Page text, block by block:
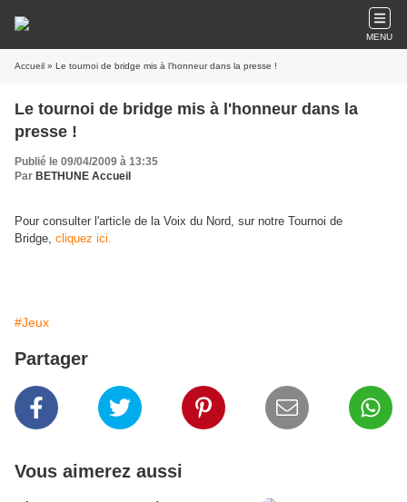
MENU
Accueil » Le tournoi de bridge mis à l'honneur dans la presse !
Le tournoi de bridge mis à l'honneur dans la
presse !
Publié le 09/04/2009 à 13:35
Par BETHUNE Accueil
Pour consulter l'article de la Voix du Nord, sur notre Tournoi de
Bridge, cliquez ici.
#Jeux
Partager
Vous aimerez aussi